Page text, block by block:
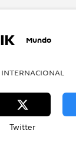
Mundo
INTERNACIONAL
Twitter